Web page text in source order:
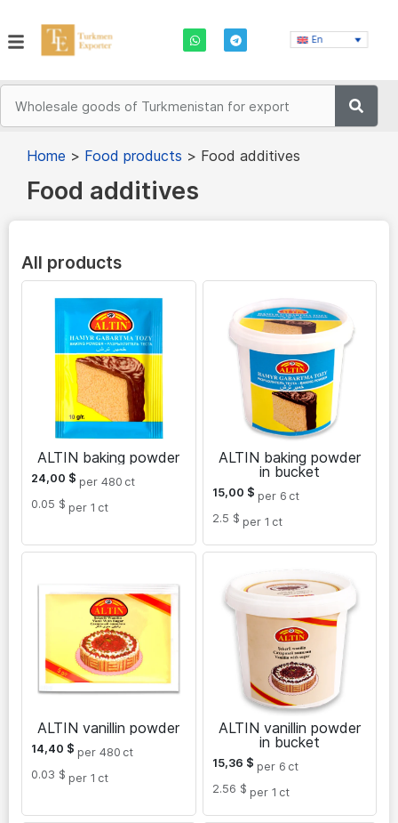
En
Home > Food products > Food additives
Food additives
All products
ALTIN baking powder
24,00 $ per 480 ct
0.05 $ per 1 ct
ALTIN baking powder
in bucket
15,00 $ per 6 ct
2.5 $ per 1 ct
ALTIN vanillin powder
14,40 $ per 480 ct
0.03 $ per 1 ct
ALTIN vanillin powder
in bucket
15,36 $ per 6 ct
2.56 $ per 1 ct